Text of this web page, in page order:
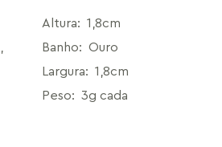
Altura: 1,8cm
Banho: Ouro
Largura: 1,8cm
Peso: 3g cada